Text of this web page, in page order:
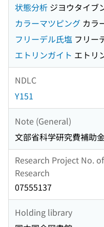
状態分析 ジヨウタイブ
カラーマツピング カラ
フリーデル氏塩 フリー
エトリンガイト エトリ
NDLC
Y151
Note (General)
文部省科学研究費補助
Research Project No.
Research
07555137
Holding library